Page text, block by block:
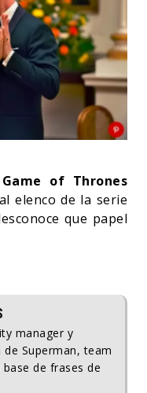
Game of Thrones
elenco de la serie
que papel
manager y
Superman, team
de frases de